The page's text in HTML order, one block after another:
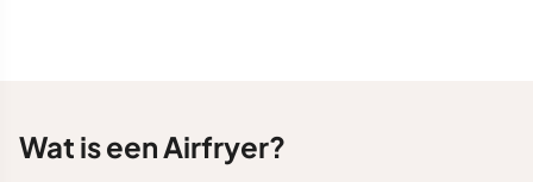
Wat is een Airfryer?